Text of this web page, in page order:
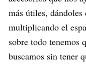
más útiles,
multiplicando el
sobre todo tenemos
buscamos sin tener